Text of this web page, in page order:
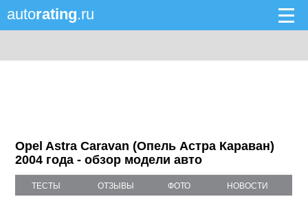
autorating.ru
Opel Astra Caravan (Опель Астра Караван)
2004 года - обзор модели авто
ТЕСТЫ ОТЗЫВЫ ФОТО НОВОСТИ